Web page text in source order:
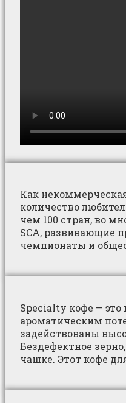
Как
количество
чем 100 стран, во
SCA, развивающие
чемпионаты и
Specialty кофе —
ароматическим
задействованы
Бездефектное
чашке. Этот кофе